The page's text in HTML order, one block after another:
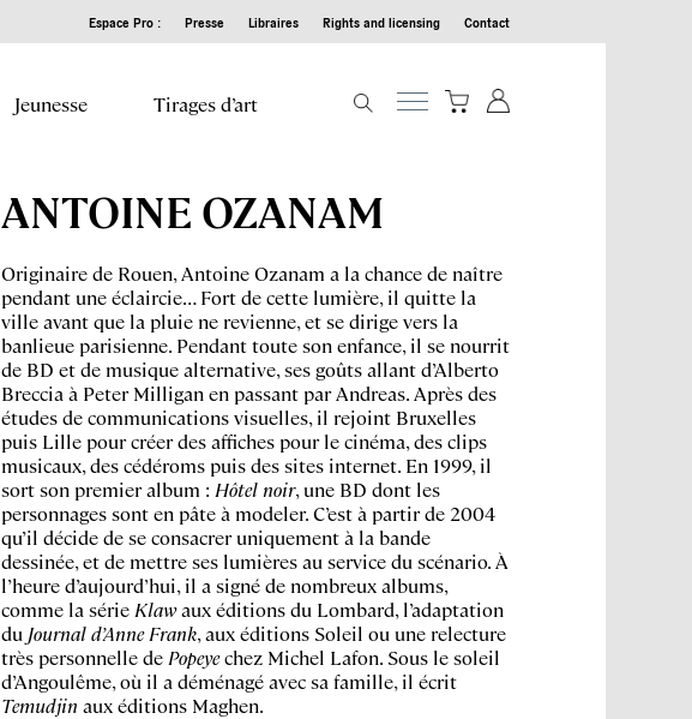
Espace Pro : Presse Libraires Rights and licensing Contact
Jeunesse Tirages d’art
ANTOINE OZANAM
Originaire de Rouen, Antoine Ozanam a la chance de naître
pendant une éclaircie… Fort de cette lumière, il quitte la
ville avant que la pluie ne revienne, et se dirige vers la
banlieue parisienne. Pendant toute son enfance, il se nourrit
de BD et de musique alternative, ses goûts allant d’Alberto
Breccia à Peter Milligan en passant par Andreas. Après des
études de communications visuelles, il rejoint Bruxelles
puis Lille pour créer des affiches pour le cinéma, des clips
musicaux, des cédéroms puis des sites internet. En 1999, il
sort son premier album : Hôtel noir, une BD dont les
personnages sont en pâte à modeler. C’est à partir de 2004
qu’il décide de se consacrer uniquement à la bande
dessinée, et de mettre ses lumières au service du scénario. À
l’heure d’aujourd’hui, il a signé de nombreux albums,
comme la série Klawaux éditions du Lombard, l’adaptation
du Journal d’Anne Frank, aux éditions Soleil ou une relecture
très personnelle de Popeyechez Michel Lafon. Sous le soleil
d’Angoulême, où il a déménagé avec sa famille, il écrit
Temudjin aux éditions Maghen.